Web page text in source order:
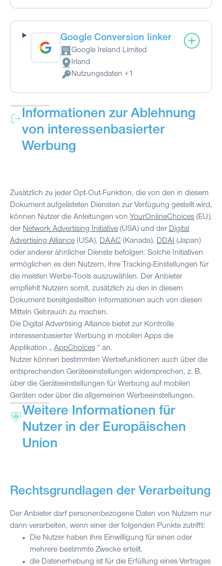
Google Conversion linker
Firma:
Google Ireland Limited
Verarbeitungsort:
Irland
Verarbeitete personenbezogene Daten:
Nutzungsdaten +1
Informationen zur Ablehnung
von interessenbasierter
Werbung
Zusätzlich zu jeder Opt-Out-Funktion, die von den in diesem
Dokument aufgelisteten Diensten zur Verfügung gestellt wird,
können Nutzer die Anleitungen von YourOnlineChoices (EU),
der Network Advertising Initiative (USA) und der Digital
Advertising Alliance (USA), DAAC (Kanada), DDAI (Japan)
oder anderer ähnlicher Dienste befolgen. Solche Initiativen
ermöglichen es den Nutzern, ihre Tracking-Einstellungen für
die meisten Werbe-Tools auszuwählen. Der Anbieter
empfiehlt Nutzern somit, zusätzlich zu den in diesem
Dokument bereitgestellten Informationen auch von diesen
Mitteln Gebrauch zu machen.
Die Digital Advertising Alliance bietet zur Kontrolle
interessenbasierter Werbung in mobilen Apps die
Applikation „ AppChoices “ an.
Nutzer können bestimmten Werbefunktionen auch über die
entsprechenden Geräteeinstellungen widersprechen, z. B.
über die Geräteeinstellungen für Werbung auf mobilen
Geräten oder über die allgemeinen Werbeeinstellungen.
Weitere Informationen für
Nutzer in der Europäischen
Union
Rechtsgrundlagen der Verarbeitung
Der Anbieter darf personenbezogene Daten von Nutzern nur
dann verarbeiten, wenn einer der folgenden Punkte zutrifft:
Die Nutzer haben ihre Einwilligung für einen oder
mehrere bestimmte Zwecke erteilt.
die Datenerhebung ist für die Erfüllung eines Vertrages